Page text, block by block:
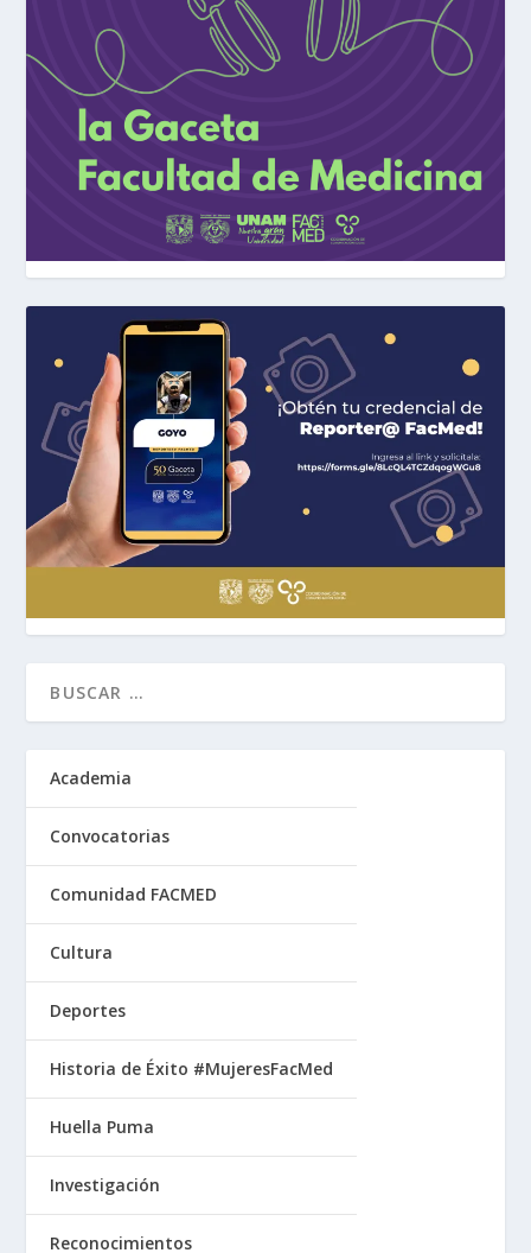
Academia
Convocatorias
Comunidad FACMED
Cultura
Deportes
Historia de Éxito #MujeresFacMed
Huella Puma
Investigación
Reconocimientos